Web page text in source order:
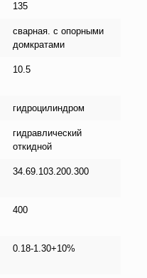
135
сварная. с опорными
домкратами
10.5
гидроцилиндром
гидравлический
откидной
34.69.103.200.300
400
0.18-1.30+10%